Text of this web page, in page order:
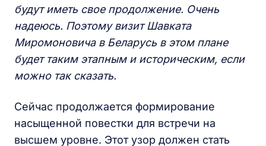
будут иметь свое продолжение. Очень
надеюсь. Поэтому визит Шавката
Миромоновича в Беларусь в этом плане
будет таким этапным и историческим, если
можно так сказать.
Сейчас продолжается формирование
насыщенной повестки для встречи на
высшем уровне. Этот узор должен стать